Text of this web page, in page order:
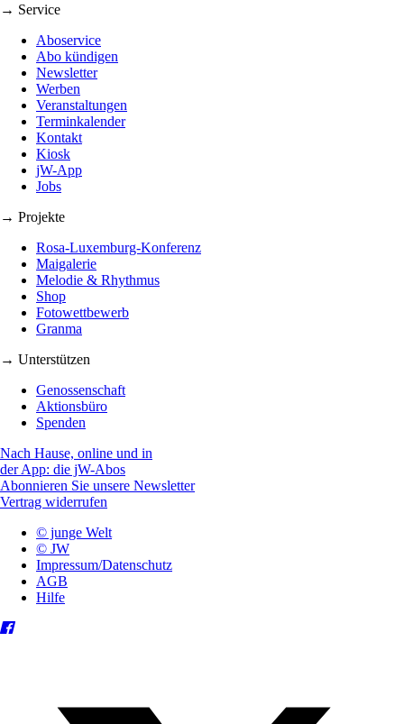
→ Service
Aboservice
Abo kündigen
Newsletter
Werben
Veranstaltungen
Terminkalender
Kontakt
Kiosk
jW-App
Jobs
→ Projekte
Rosa-Luxemburg-Konferenz
Maigalerie
Melodie & Rhythmus
Shop
Fotowettbewerb
Granma
→ Unterstützen
Genossenschaft
Aktionsbüro
Spenden
Nach Hause, online und in
der App: die jW-Abos
Abonnieren Sie unsere Newsletter
Vertrag widerrufen
© junge Welt
© JW
Impressum/Datenschutz
AGB
Hilfe